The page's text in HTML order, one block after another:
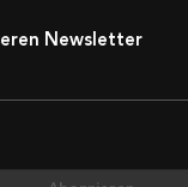
Newsletter